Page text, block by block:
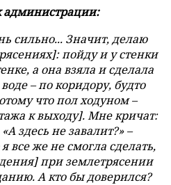
администрации:
сильно... Значит, делаю
пойду и у стенки
а она взяла и сделала
– по коридору, будто
что пол ходуном –
к выходу]. Мне кричат:
здесь не завалит?» –
все же не смогла сделать,
при землетрясении
А кто бы доверился?